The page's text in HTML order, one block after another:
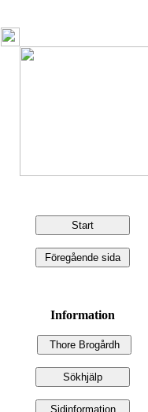
Information